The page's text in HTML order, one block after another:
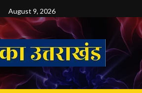
August 9, 2026